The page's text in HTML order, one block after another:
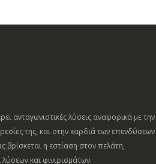
ανταγωνιστικές λύσεις αναφορικά με την
της, και στην καρδιά των επενδύσεων
βρίσκεται η εστίαση στον πελάτη,
και φινιρισμάτων.